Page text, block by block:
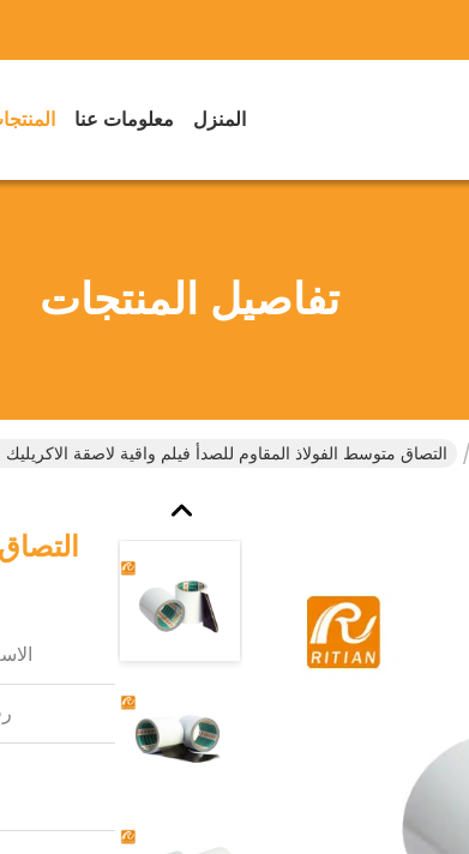
المنزل معلومات عنا
تفاصيل المنتجات
التصاق متوسط ​​الفولاذ المقاوم للصدأ فيلم واقية لاصقة الاكريليك